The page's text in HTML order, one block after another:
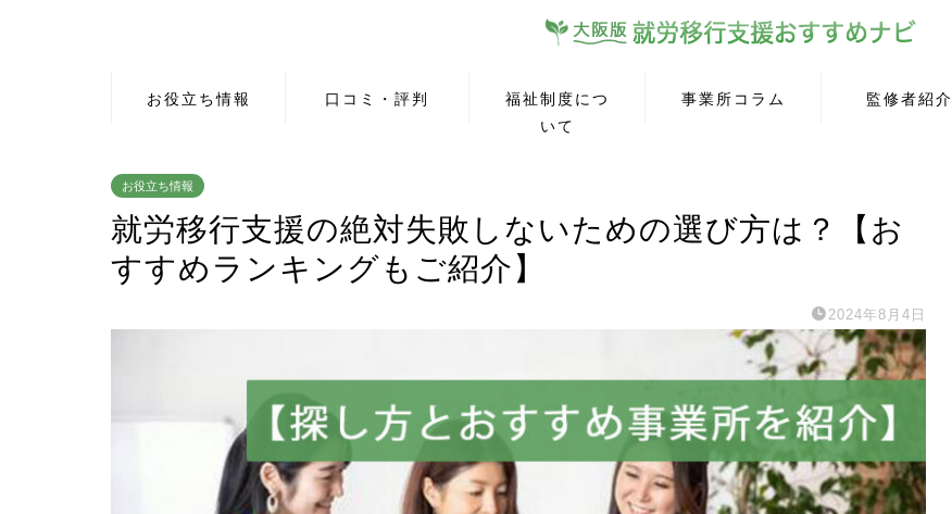
お役立ち情報 口コミ・評判
福祉制度につ
いて
事業所コラム 監修者紹介
お役立ち情報
就労移行支援の絶対失敗しないための選び方は？【お
すすめランキングもご紹介】
2024年8月4日